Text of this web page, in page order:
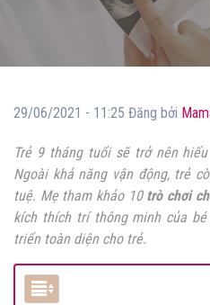
29/06/2021 - 11:25 Đăng bởi
Trẻ 9 tháng tuổi sẽ trở nên
Ngoài khả năng vận động, trẻ
tuệ. Mẹ tham khảo 10 trò chơi
kích thích trí thông minh của
triển toàn diện cho trẻ.